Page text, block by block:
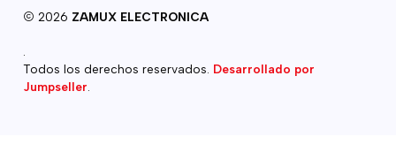
2026 ZAMUX ELECTRONICA
Todos los derechos reservados. Desarrollado por
Jumpseller